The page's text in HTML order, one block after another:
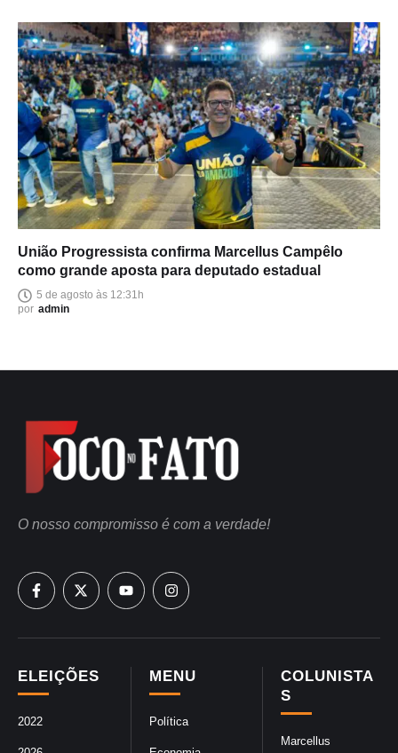
União Progressista confirma Marcellus Campêlo
como grande aposta para deputado estadual
5 de agosto às 12:31h
por admin
COLUNISTA
S
Marcellus
MENU
Política
ELEIÇÕES
2022
O nosso compromisso é com a verdade!